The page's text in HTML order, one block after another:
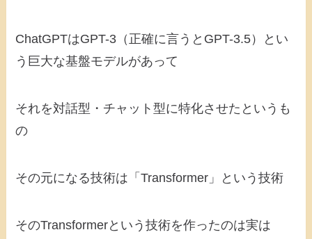
ChatGPTはGPT-3（正確に言うとGPT-3.5）とい
う巨大な基盤モデルがあって
それを対話型・チャット型に特化させたというも
の
その元になる技術は「Transformer」という技術
そのTransformerという技術を作ったのは実は